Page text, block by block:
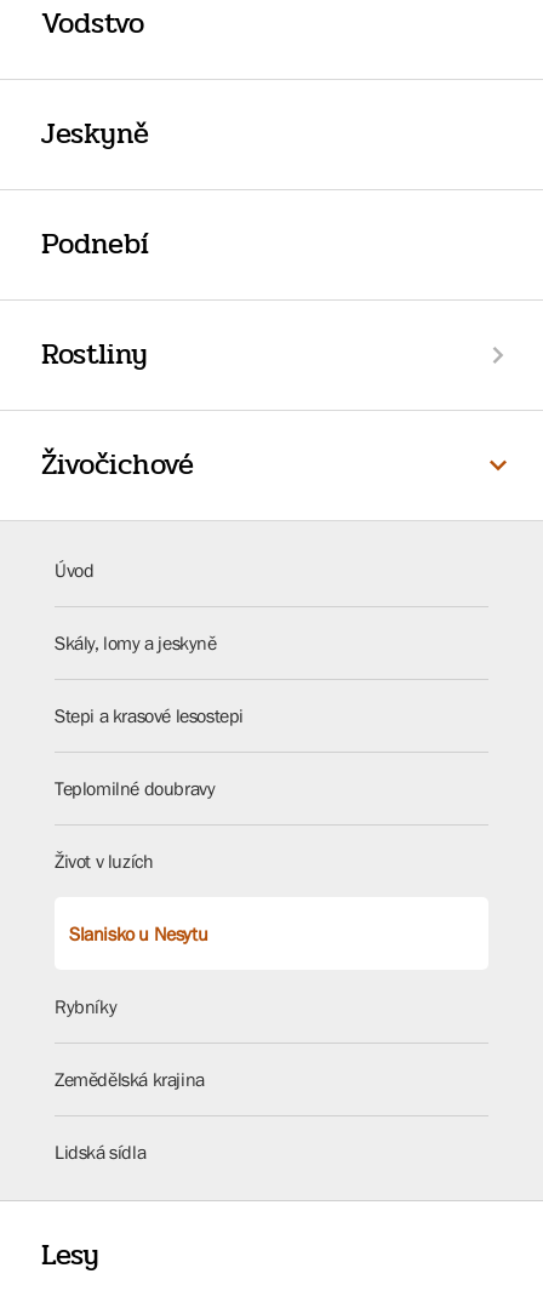
Vodstvo
Jeskyně
Podnebí
Rostliny
Živočichové
Úvod
Skály, lomy a jeskyně
Stepi a krasové lesostepi
Teplomilné doubravy
Život v luzích
Slanisko u Nesytu
Rybníky
Zemědělská krajina
Lidská sídla
Lesy